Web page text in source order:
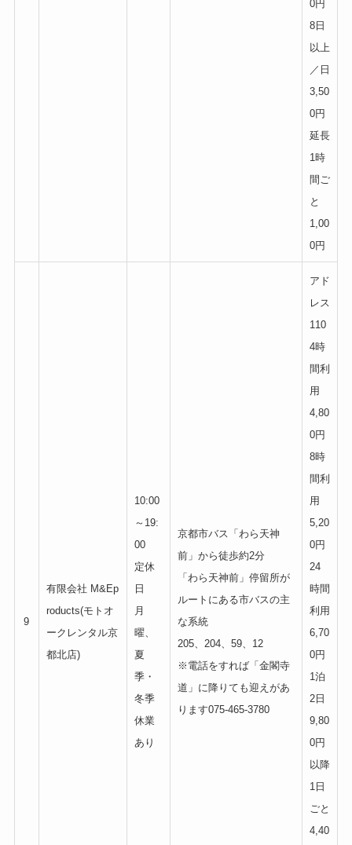
0円
8日
以上
／日
3,50
0円
延長
1時
間ご
と
1,00
0円
9
有限会社 M&Ep
roducts(モトオ
ークレンタル京
都北店)
10:00
～19:
00
定休
日
月
曜、
夏
季・
冬季
休業
あり
京都市バス「わら天神
前」から徒歩約2分
「わら天神前」停留所が
ルートにある市バスの主
な系統
205、204、59、12
※電話をすれば「金閣寺
道」に降りても迎えがあ
ります075-465-3780
アド
レス
110
4時
間利
用
4,80
0円
8時
間利
用
5,20
0円
24
時間
利用
6,70
0円
1泊
2日
9,80
0円
以降
1日
ごと
4,40